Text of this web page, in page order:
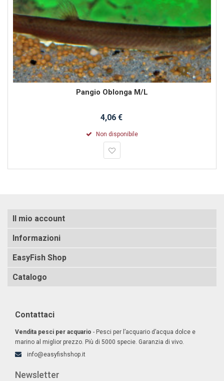
Pangio Oblonga M/L
4,06 €
Non disponibile
Il mio account
Informazioni
EasyFish Shop
Catalogo
Contattaci
Vendita pesci per acquario - Pesci per l’acquario d’acqua dolce e
marino al miglior prezzo. Più di 5000 specie. Garanzia di vivo.
info@easyfishshop.it
Newsletter